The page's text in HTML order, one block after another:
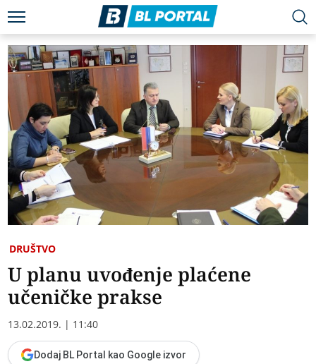
DRUŠTVO
U planu uvođenje plaćene
učeničke prakse
13.02.2019. | 11:40
Dodaj BL Portal kao Google izvor